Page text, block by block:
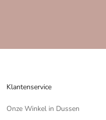
Klantenservice
Onze Winkel in Dussen